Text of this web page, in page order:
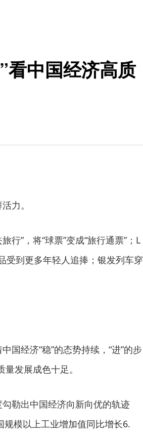
中国经济高质
力。
行”，将“球票”变成“旅行通票”；L
受到更多年轻人追捧；银发列车穿
国经济“稳”的态势持续，“进”的步
发展成色十足。
勒出中国经济向新向优的轨迹
模以上工业增加值同比增长6.